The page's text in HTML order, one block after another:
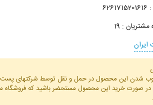
6261715201616
مشتریان : 19
شدن این محصول در حمل و نقل توسط شرکتهای
در صورت خرید این محصول مستحضر باشید که فروشگاه